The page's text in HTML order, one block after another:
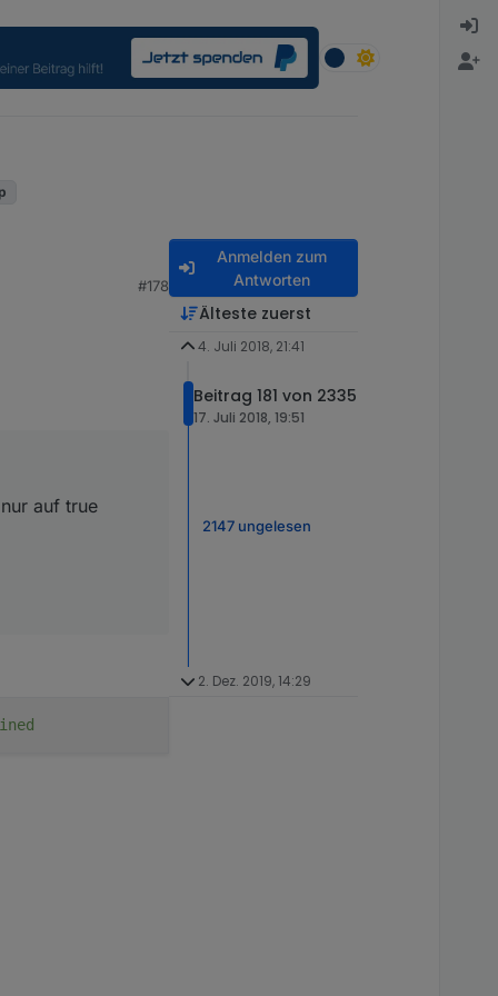
#178
auf true
Anmelden zum
Antworten
Älteste zuerst
4. Juli 2018, 21:41
Beitrag 181 von 2335
17. Juli 2018, 19:51
2147 ungelesen
2. Dez. 2019, 14:29